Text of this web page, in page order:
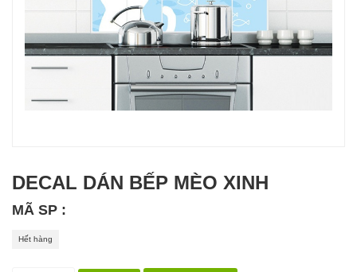
DECAL DÁN BẾP MÈO XINH
MÃ SP :
Hết hàng